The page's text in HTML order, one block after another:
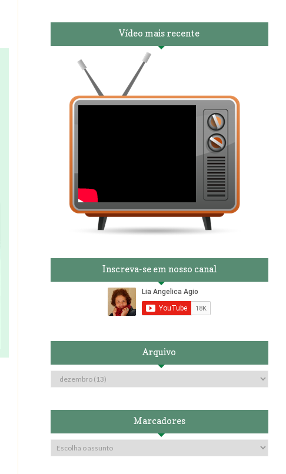
Vídeo mais recente
Inscreva-se em nosso canal
Arquivo
Marcadores